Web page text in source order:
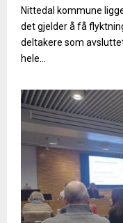
Nittedal kommune
det gjelder å få
deltakere som
hele...